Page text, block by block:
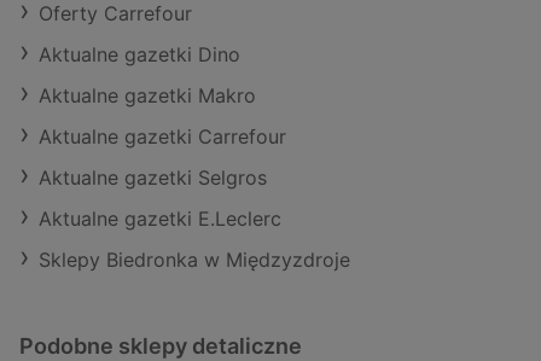
Oferty Carrefour
Aktualne gazetki Dino
Aktualne gazetki Makro
Aktualne gazetki Carrefour
Aktualne gazetki Selgros
Aktualne gazetki E.Leclerc
Sklepy Biedronka w Międzyzdroje
Podobne sklepy detaliczne